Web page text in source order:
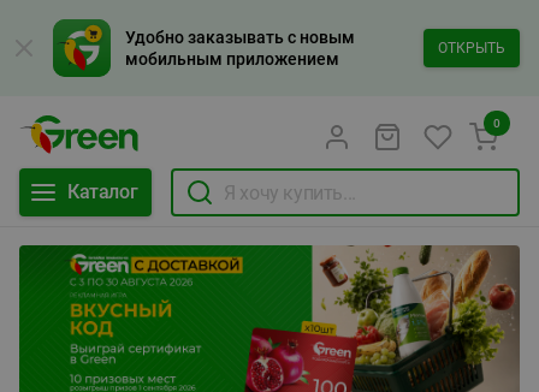
Удобно заказывать с новым
мобильным приложением
ОТКРЫТЬ
Каталог
0